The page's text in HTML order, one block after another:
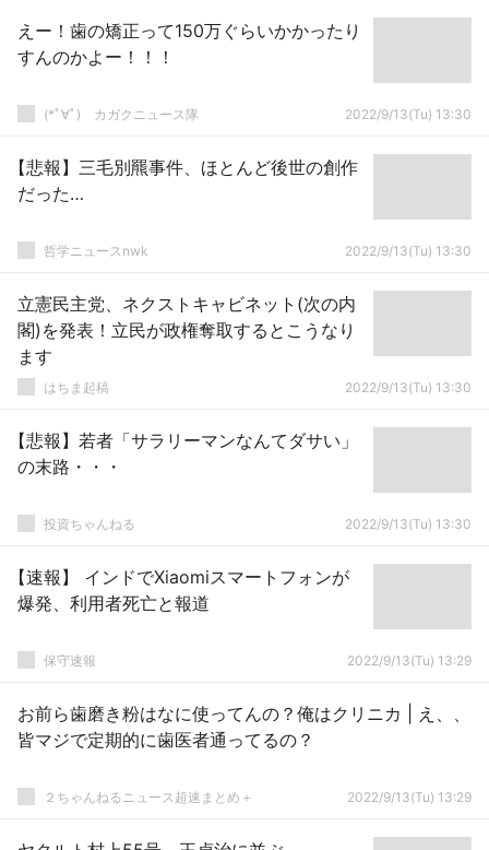
えー！歯の矯正って150万ぐらいかかったり
すんのかよー！！！
(*ﾟ∀ﾟ)ゞカガクニュース隊 2022/9/13(Tu) 13:30
【悲報】三毛別羆事件、ほとんど後世の創作
だった…
哲学ニュースnwk 2022/9/13(Tu) 13:30
立憲民主党、ネクストキャビネット(次の内
閣)を発表！立民が政権奪取するとこうなり
ます
はちま起稿 2022/9/13(Tu) 13:30
【悲報】若者「サラリーマンなんてダサい」
の末路・・・
投資ちゃんねる 2022/9/13(Tu) 13:30
【速報】 インドでXiaomiスマートフォンが
爆発、利用者死亡と報道
保守速報 2022/9/13(Tu) 13:29
お前ら歯磨き粉はなに使ってんの？俺はクリニカ | え、、
皆マジで定期的に歯医者通ってるの？
２ちゃんねるニュース超速まとめ＋ 2022/9/13(Tu) 13:29